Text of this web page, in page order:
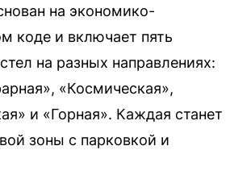
на экономико-
коде и включает пять
на разных направлениях:
«Космическая»,
и «Горная». Каждая станет
зоны с парковкой и